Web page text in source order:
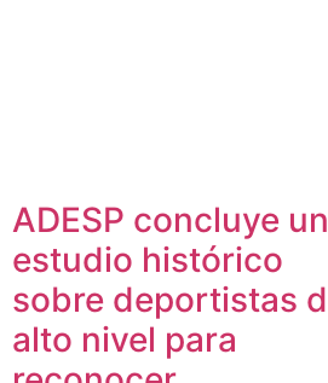
ADESP concluye un
estudio histórico
sobre deportistas
alto nivel para